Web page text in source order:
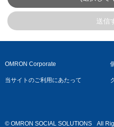
送信
OMRON Corporate
当サイトのご利用にあたって
© OMRON SOCIAL SOLUTIONS All